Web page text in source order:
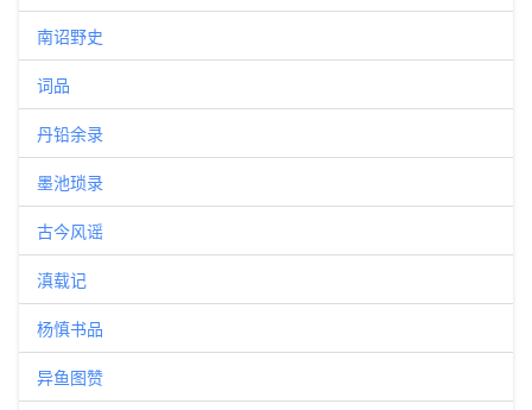
南诏野史
词品
丹铅余录
墨池琐录
古今风谣
滇载记
杨慎书品
异鱼图赞